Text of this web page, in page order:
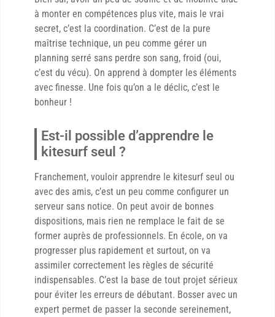
à monter en compétences plus vite, mais le vrai
secret, c’est la coordination. C’est de la pure
maîtrise technique, un peu comme gérer un
planning serré sans perdre son sang, froid (oui,
c’est du vécu). On apprend à dompter les éléments
avec finesse. Une fois qu’on a le déclic, c’est le
bonheur !
Est-il possible d’apprendre le
kitesurf seul ?
Franchement, vouloir apprendre le kitesurf seul ou
avec des amis, c’est un peu comme configurer un
serveur sans notice. On peut avoir de bonnes
dispositions, mais rien ne remplace le fait de se
former auprès de professionnels. En école, on va
progresser plus rapidement et surtout, on va
assimiler correctement les règles de sécurité
indispensables. C’est la base de tout projet sérieux
pour éviter les erreurs de débutant. Bosser avec un
expert permet de passer la seconde sereinement,